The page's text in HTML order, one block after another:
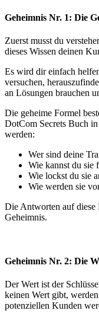
Geheimnis Nr. 1: Die
Zuerst musst du
dieses Wissen deinen
Es wird dir einfach
versuchen,
an Lösungen brauchen
Die geheime Formel
DotCom Secrets Buch
werden:
Wer sind deine
Wie kannst du sie
Wie lockst du sie
Wie werden sie
Die Antworten auf diese
Geheimnis.
Geheimnis Nr. 2: Die
Der Wert ist der
keinen Wert gibt,
potenziellen Kunden